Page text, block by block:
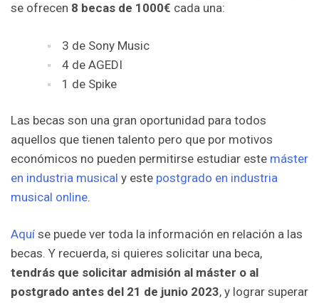
se ofrecen 8 becas de 1000€ cada una:
3 de Sony Music
4 de AGEDI
1 de Spike
Las becas son una gran oportunidad para todos
aquellos que tienen talento pero que por motivos
económicos no pueden permitirse estudiar este máster
en industria musical y este postgrado en industria
musical online.
Aquí se puede ver toda la información en relación a las
becas. Y recuerda, si quieres solicitar una beca,
tendrás que solicitar admisión al máster o al
postgrado antes del 21 de junio 2023, y lograr superar